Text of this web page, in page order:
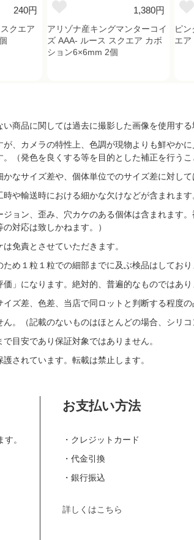
240円
クエア
1,380円
アリゾナ産キングマンターコイ
ズ AAA- ルース スクエア カボ
ション6×6mm 2個
ピ
エア
商品に関しては過去に撮影した画像を使用する
、カメラの特性上、色調が現物よりも鮮やか
（発色を良くする等を目的とした補正を行うこ
なサイズ差や、個体単位でのサイズ差に対して
や輸送時における細かな欠けなどが含まれま
ョン、歪み、穴カケのある個体は含まれます
対応は致しかねます。）
免責とさせていただきます。
め１粒１粒での細部までに及ぶ検品はしており
」になります。絶対的、普遍的なものではあ
ズ差、色差、当店で同ロットと判断する程度の
。（記載のないものはほとんどの場合、シリ
目安であり保証対象ではありません。
されています。転載は禁止します。
。
お支払い方法
・クレジットカード
・代金引換
・銀行振込
詳しくはこちら